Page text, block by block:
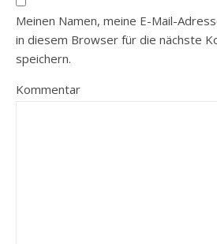
Meinen Namen, meine E-Mail-
in diesem Browser für die nächste
speichern.
Kommentar